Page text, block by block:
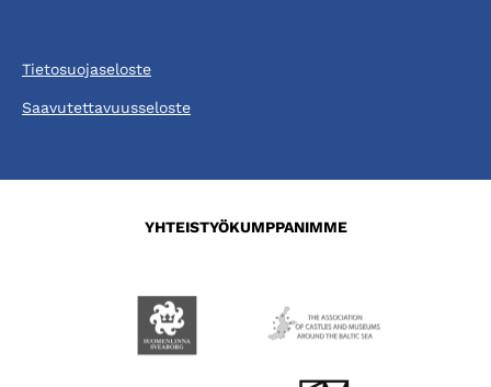
Tietosuojaseloste
Saavutettavuusseloste
YHTEISTYÖKUMPPANIMME
uuteen
välilehteen